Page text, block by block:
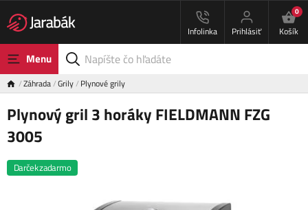
Infolinka Prihlásiť
0
Košík
Menu
Záhrada Grily Plynové grily
Plynový gril 3 horáky FIELDMANN FZG
3005
Darček zadarmo